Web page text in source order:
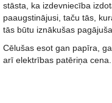
stāsta, ka izdevniecība
paaugstinājusi, taču tās,
tās būtu iznākušas
Cēlušas esot gan papīra,
arī elektrības patēriņa cena.